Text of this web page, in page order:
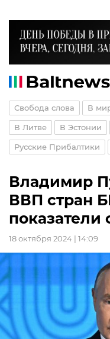
Свобода слова В
В Литве В Эстонии
Русские Прибалтики
Владимир
ВВП стран
показатели
18 октября 2024 | 14:09